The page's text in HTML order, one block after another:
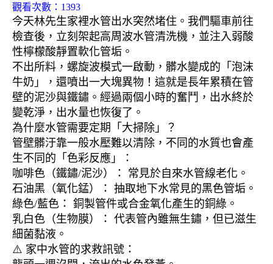
觀看次數：1393
今天林先生家裡水管出水突然堵住。我們驅車前往
檢查後，立刻架起高周波水管清洗機，並注入弱酸
性檸檬酸靜置軟化管垢。
不出所料，螺旋波模式一啟動，髒水變成的「泡沫
牛奶」，還噴出一大塊異物！這就是長年累積在管
壁的泥沙與鐵鏽。經過兩個小時的奮鬥，出水終於
變乾淨，出水量也恢復了。
為什麼水管需要定期「大掃除」？
管壁髒汙靠一般水壓難以清除，不同的水質也會產
生不同的「色彩反應」：
咖啡色（鐵鏽/泥沙）： 常見於自來水管線老化。
石油黑（氧化錳）： 抽取地下水常見的黑色管垢。
綠色/藍色： 銅製管件或合金氧化產生的銅綠。
乳白色（生物膜）： 代表管內雖無生鏽，但已滋生
細菌黏液。
⚠️ 家中水管的求救訊號：